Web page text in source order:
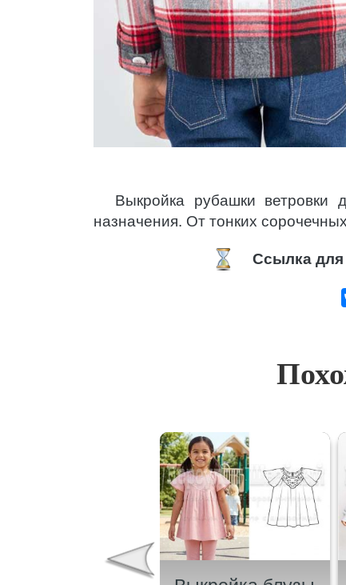
Выкройка рубашки ветровки
назначения. От тонких
Ссылка для